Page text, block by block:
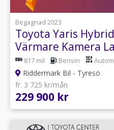
Begagnad 2023
Toyota Yaris
Värmare Kamera
817 mil Bensin
Riddermark Bil - Tyresö
fr. 3 725 kr/mån
229 900 kr